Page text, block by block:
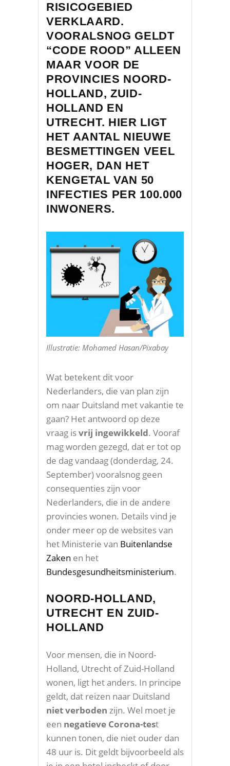
RISICOGEBIED
VERKLAARD.
VOORALSNOG GELDT
“CODE ROOD” ALLEEN
MAAR VOOR DE
PROVINCIES NOORD-
HOLLAND, ZUID-
HOLLAND EN
UTRECHT. HIER LIGT
HET AANTAL NIEUWE
BESMETTINGEN VEEL
HOGER, DAN HET
KENGETAL VAN 50
INFECTIES PER 100.000
INWONERS.
Illustratie: Mohamed Hasan/Pixabay
Wat betekent dit voor
Nederlanders, die van plan zijn
om naar Duitsland met vakantie te
gaan? Het antwoord op deze
vraag isvrij ingewikkeld. Vooraf
mag worden gezegd, dat er tot op
de dag vandaag (donderdag, 24.
September) vooralsnog geen
consequenties zijn voor
Nederlanders, die in de andere
provincies wonen. Details vind je
onder meer op de websites van
het Ministerie van Buitenlandse
Zaken en het
Bundesgesundheitsministerium.
NOORD-HOLLAND,
UTRECHT EN ZUID-
HOLLAND
Voor mensen, die in Noord-
Holland, Utrecht of Zuid-Holland
wonen, ligt het anders. In principe
geldt, dat reizen naar Duitsland
niet verboden zijn. Wel moet je
een negatieve Corona-test
kunnen tonen, die niet ouder dan
48 uur is. Dit geldt bijvoorbeeld als